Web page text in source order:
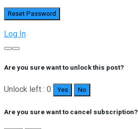
Log In
Are you sure want to unlock this post?
Unlock left : 0 Yes No
Are you sure want to cancel subscription?